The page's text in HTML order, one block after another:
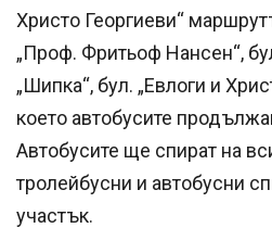
Христо Георгиеви“
„Проф. Фритьоф Нансен“,
„Шипка“, бул. „Евлоги и
което автобусите
Автобусите ще спират на
тролейбусни и автобусни
участък.